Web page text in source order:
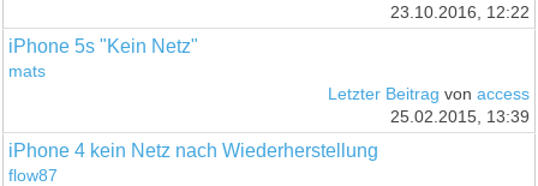
23.10.2016, 12:22
iPhone 5s "Kein Netz"
mats
Letzter Beitrag von access
25.02.2015, 13:39
iPhone 4 kein Netz nach Wiederherstellung
flow87